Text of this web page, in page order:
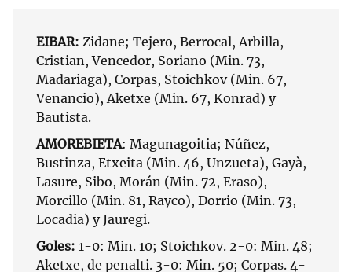
EIBAR: Zidane; Tejero, Berrocal, Arbilla,
Cristian, Vencedor, Soriano (Min. 73,
Madariaga), Corpas, Stoichkov (Min. 67,
Venancio), Aketxe (Min. 67, Konrad) y
Bautista.
AMOREBIETA: Magunagoitia; Núñez,
Bustinza, Etxeita (Min. 46, Unzueta), Gayà,
Lasure, Sibo, Morán (Min. 72, Eraso),
Morcillo (Min. 81, Rayco), Dorrio (Min. 73,
Locadia) y Jauregi.
Goles: 1-0: Min. 10; Stoichkov. 2-0: Min. 48;
Aketxe, de penalti. 3-0: Min. 50; Corpas. 4-